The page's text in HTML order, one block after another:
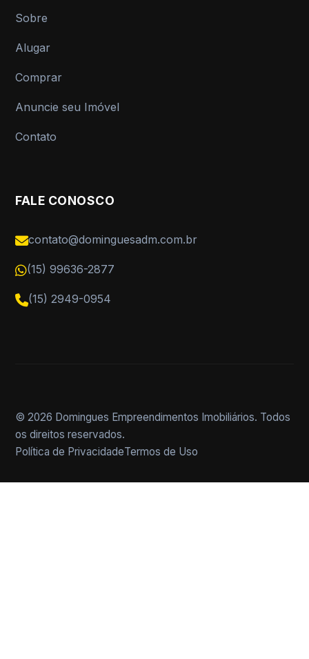
Sobre
Alugar
Comprar
Anuncie seu Imóvel
Contato
FALE CONOSCO
contato@dominguesadm.com.br
(15) 99636-2877
(15) 2949-0954
© 2026 Domingues Empreendimentos Imobiliários. Todos
os direitos reservados.
Política de PrivacidadeTermos de Uso